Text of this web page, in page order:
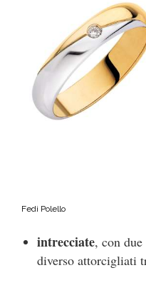
Fedi Polello
intrecciate, con
diverso attorcigliati